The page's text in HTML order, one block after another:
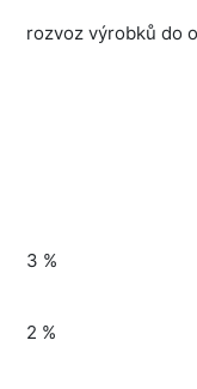
rozvoz výrobků do
3 %
2 %